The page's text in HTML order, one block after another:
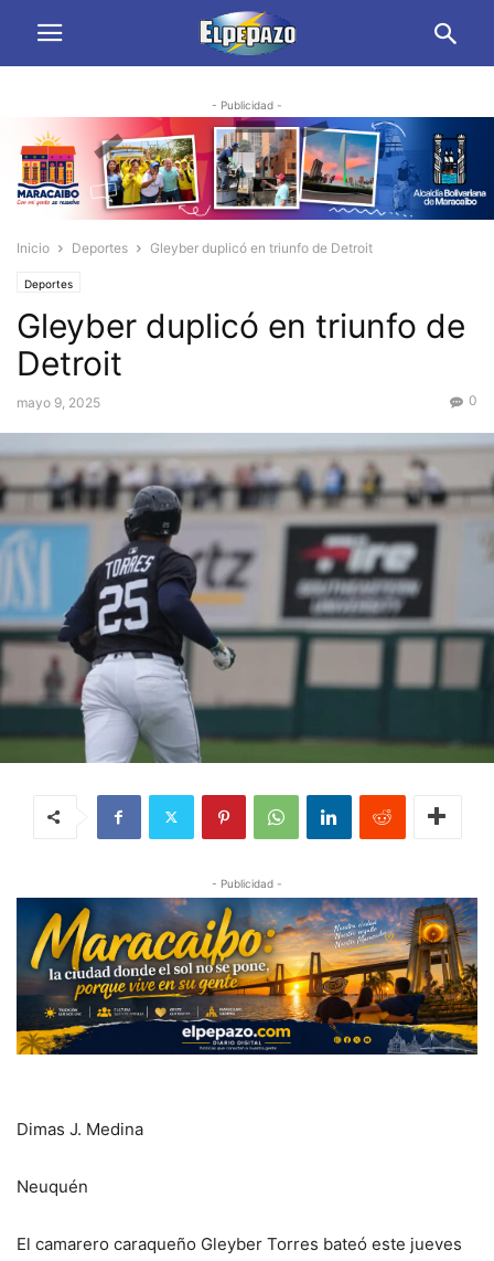
- Publicidad -
Inicio Deportes Gleyber duplicó en triunfo de Detroit
Deportes
Gleyber duplicó en triunfo de
Detroit
mayo 9, 2025 0
- Publicidad -
Dimas J. Medina
Neuquén
El camarero caraqueño Gleyber Torres bateó este jueves